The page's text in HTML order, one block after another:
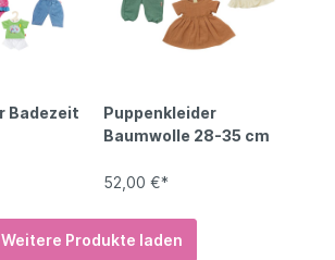
Badezeit
Puppenkleider
Baumwolle 28-35 cm
52,00 €*
Weitere Produkte laden